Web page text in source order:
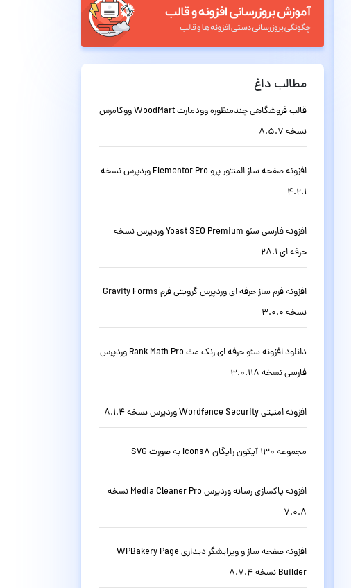
مطالب داغ
قالب فروشگاهی چندمنظوره وودمارت WoodMart ووکامرس
نسخه 8.5.7
افزونه صفحه ساز المنتور پرو Elementor Pro وردپرس نسخه
4.2.1
افزونه فارسی سئو Yoast SEO Premium وردپرس نسخه
حرفه ای 28.1
افزونه فرم ساز حرفه ای وردپرس گرویتی فرم Gravity Forms
نسخه 3.0.0
دانلود افزونه سئو حرفه ای رنک مث Rank Math Pro وردپرس
فارسی نسخه 3.0.118
افزونه امنیتی Wordfence Security وردپرس نسخه 8.1.4
مجموعه 130 آیکون رایگان Icons8 به صورت SVG
افزونه پاکسازی رسانه وردپرس Media Cleaner Pro نسخه
7.0.8
افزونه صفحه ساز و ویرایشگر دیداری WPBakery Page
Builder نسخه 8.7.4